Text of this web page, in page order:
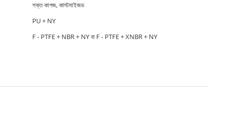
শক্ত কাগজ, কাস্টমাইজড
PU + NY
F - PTFE + NBR + NY বা F - PTFE + XNBR + NY